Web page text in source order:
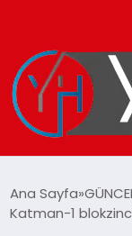
Ana Sayfa
Katman-1